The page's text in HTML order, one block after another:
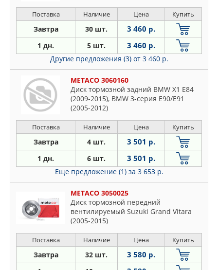
Поставка Наличие Цена Купить
Завтра 30 шт. 3 460 р.
1 дн. 5 шт. 3 460 р.
Другие предложения (3) от 3 460 р.
METACO 3060160
Диск тормозной задний BMW X1 E84
(2009-2015), BMW 3-серия E90/E91
(2005-2012)
Поставка Наличие Цена Купить
Завтра 4 шт. 3 501 р.
1 дн. 6 шт. 3 501 р.
Еще предложение (1) за 3 653 р.
METACO 3050025
Диск тормозной передний
вентилируемый Suzuki Grand Vitara
(2005-2015)
Поставка Наличие Цена Купить
Завтра 32 шт. 3 580 р.